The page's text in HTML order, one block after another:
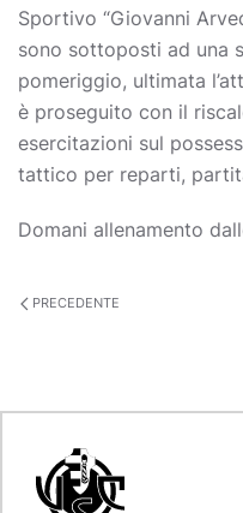
Sportivo “Giovanni
sono sottoposti ad una
pomeriggio, ultimata
è proseguito con il
esercitazioni sul
tattico per reparti,
Domani allenamento
PRECEDENTE